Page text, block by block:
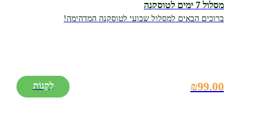
מסלול 7 ימים לטוסקנה
ברוכים הבאים למסלול שבועי לטוסקנה המדהימה!
₪99.00